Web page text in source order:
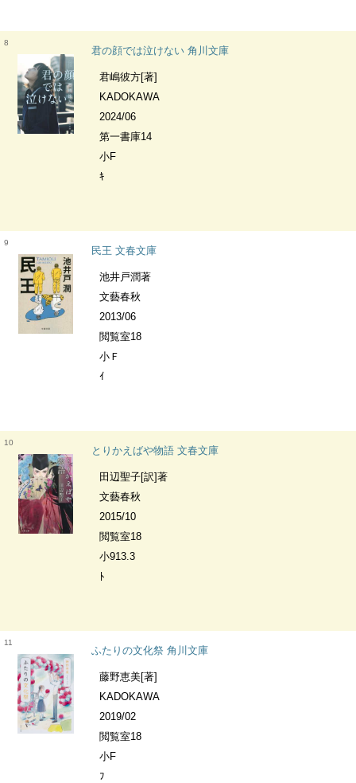
8
君の顔では泣けない 角川文庫
君嶋彼方[著]
KADOKAWA
2024/06
第一書庫14
小F
ｷ
9
民王 文春文庫
池井戸潤著
文藝春秋
2013/06
閲覧室18
小Ｆ
ｲ
10
とりかえばや物語 文春文庫
田辺聖子[訳]著
文藝春秋
2015/10
閲覧室18
小913.3
ﾄ
11
ふたりの文化祭 角川文庫
藤野恵美[著]
KADOKAWA
2019/02
閲覧室18
小F
ﾌ